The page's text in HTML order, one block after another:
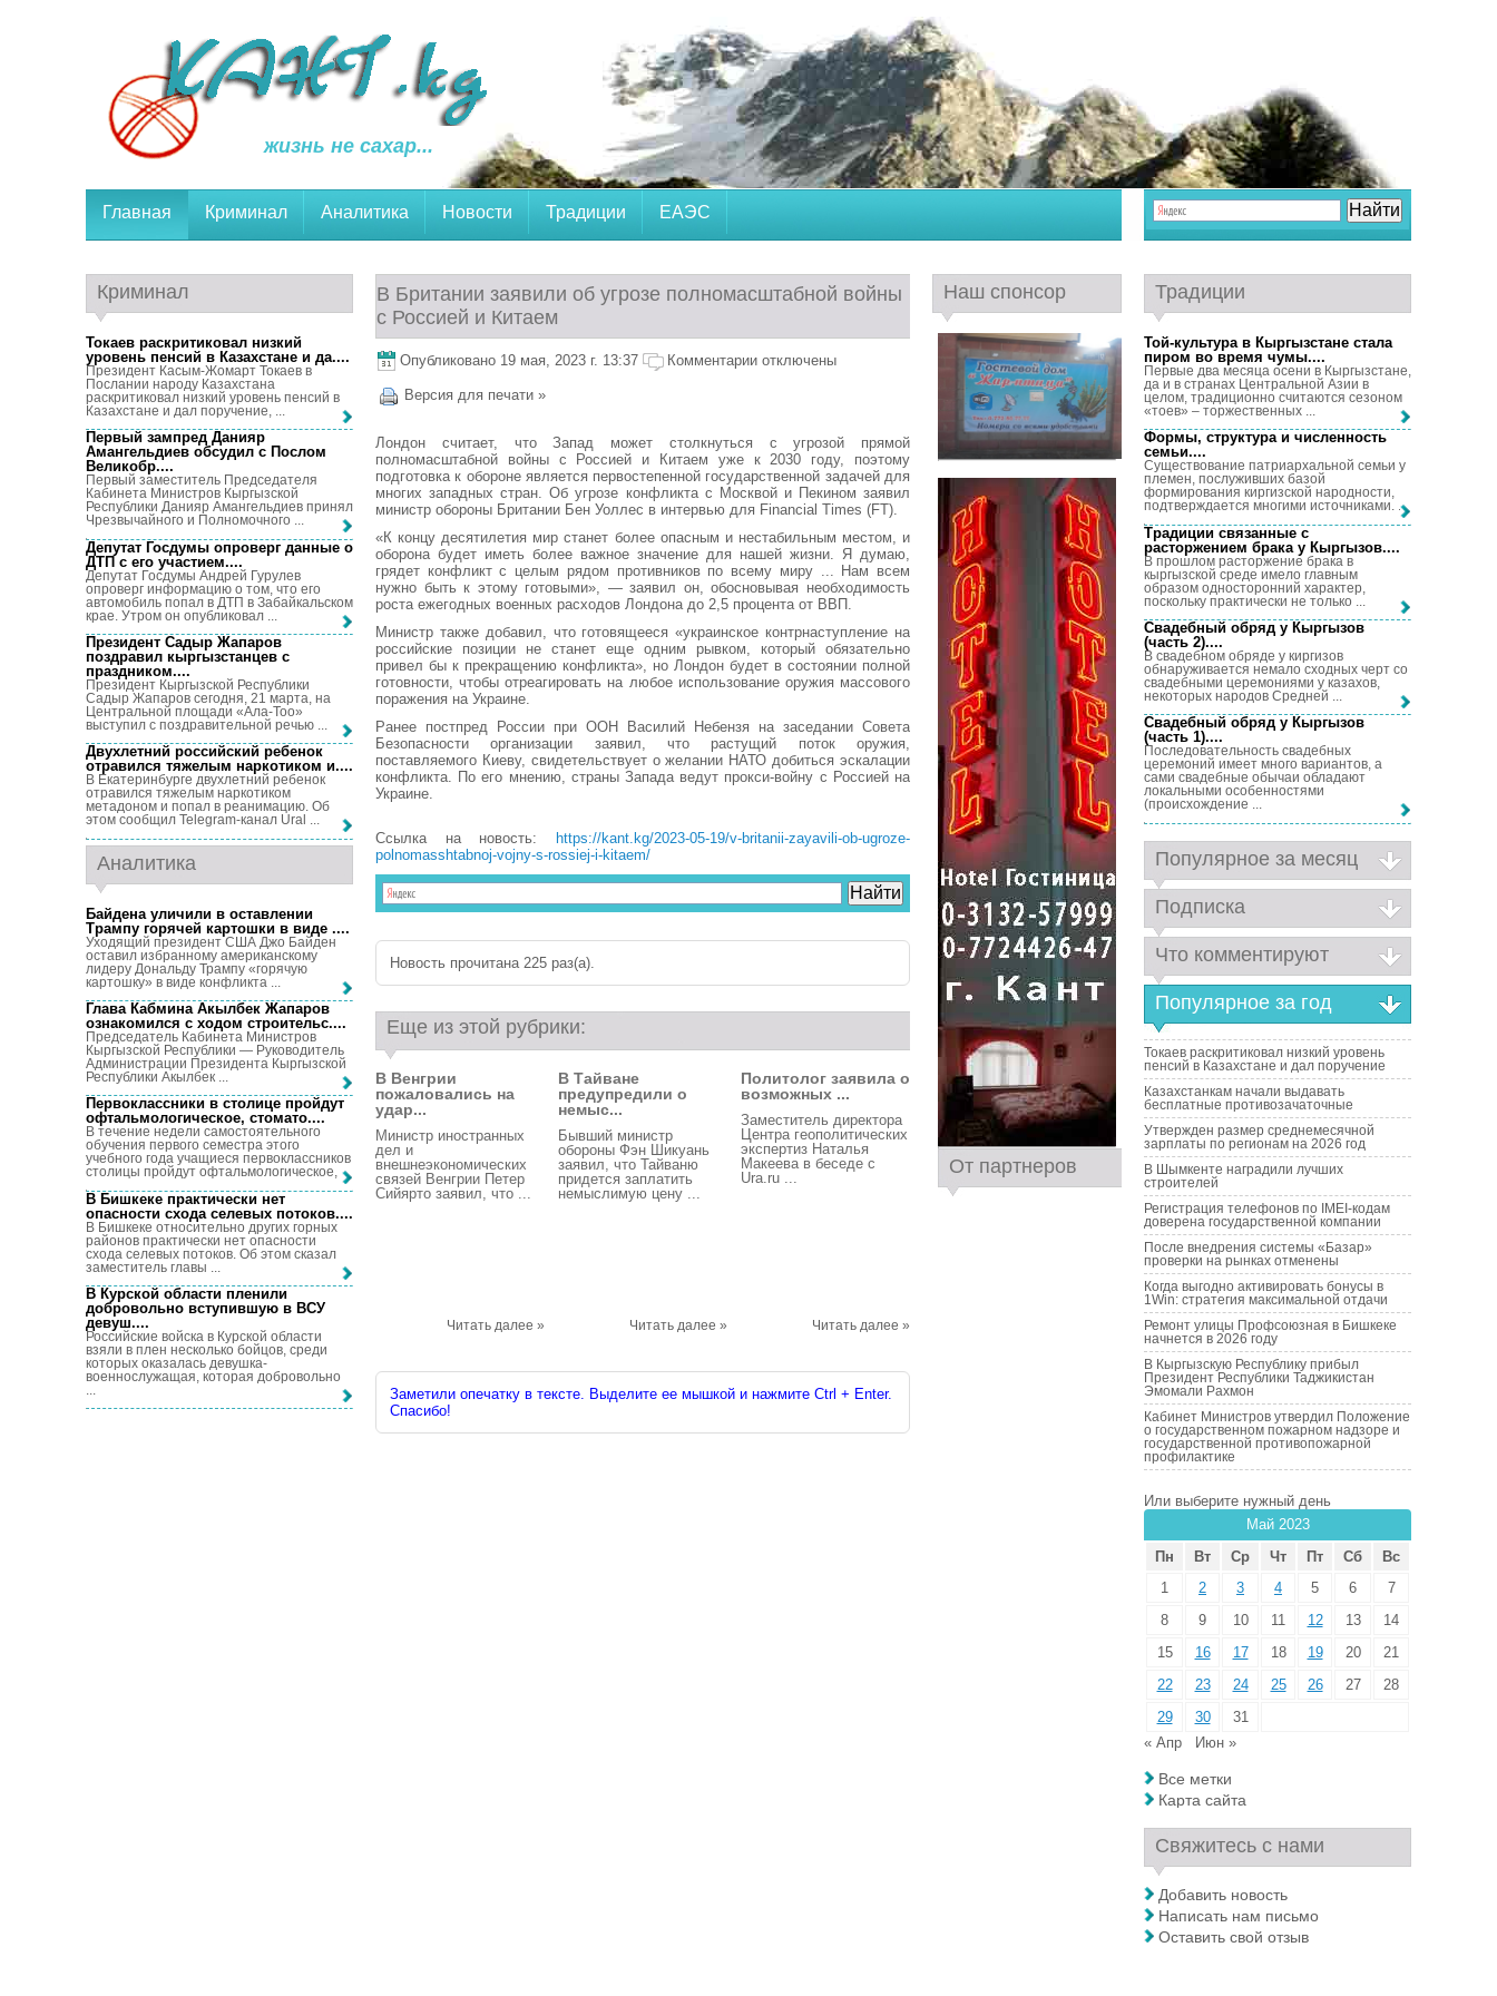
жизнь не сахар...
Главная Криминал Аналитика Новости Традиции ЕАЭС
В Британии заявили об угрозе полномасштабной войны
с Россией и Китаем
Опубликовано 19 мая, 2023 г. 13:37 Комментарии отключены
Версия для печати »
Лондон считает, что Запад может столкнуться с угрозой прямой
полномасштабной войны с Россией и Китаем уже к 2030 году, поэтому
подготовка к обороне является первостепенной государственной задачей для
многих западных стран. Об угрозе конфликта с Москвой и Пекином заявил
министр обороны Британии Бен Уоллес в интервью для Financial Times (FT).
«К концу десятилетия мир станет более опасным и нестабильным местом, и
оборона будет иметь более важное значение для нашей жизни. Я думаю,
грядет конфликт с целым рядом противников по всему миру ... Нам всем
нужно быть к этому готовыми», — заявил он, обосновывая необходимость
роста ежегодных военных расходов Лондона до 2,5 процента от ВВП.
Министр также добавил, что готовящееся «украинское контрнаступление на
российские позиции не станет еще одним рывком, который обязательно
привел бы к прекращению конфликта», но Лондон будет в состоянии полной
готовности, чтобы отреагировать на любое использование оружия массового
поражения на Украине.
Ранее постпред России при ООН Василий Небензя на заседании Совета
Безопасности организации заявил, что растущий поток оружия,
поставляемого Киеву, свидетельствует о желании НАТО добиться эскалации
конфликта. По его мнению, страны Запада ведут прокси-войну с Россией на
Украине.
Ссылка на новость:
https://kant.kg/2023-05-19/v-britanii-zayavili-ob-ugroze-
polnomasshtabnoj-vojny-s-rossiej-i-kitaem/
Новость прочитана 225 раз(a).
Еще из этой рубрики:
В Венгрии
пожаловались на
удар...
Министр иностранных
дел и
внешнеэкономических
связей Венгрии Петер
Сийярто заявил, что ...
Читать далее »
В Тайване
предупредили о
немыс...
Бывший министр
обороны Фэн Шикуань
заявил, что Тайваню
придется заплатить
немыслимую цену ...
Читать далее »
Политолог заявила о
возможных ...
Заместитель директора
Центра геополитических
экспертиз Наталья
Макеева в беседе с
Ura.ru ...
Читать далее »
Заметили опечатку в тексте. Выделите ее мышкой и нажмите Ctrl + Enter.
Спасибо!
Криминал
Токаев раскритиковал низкий
уровень пенсий в Казахстане и да....
Президент Касым-Жомарт Токаев в
Послании народу Казахстана
раскритиковал низкий уровень пенсий в
Казахстане и дал поручение, ...
Первый зампред Данияр
Амангельдиев обсудил с Послом
Великобр....
Первый заместитель Председателя
Кабинета Министров Кыргызской
Республики Данияр Амангельдиев принял
Чрезвычайного и Полномочного ...
Депутат Госдумы опроверг данные о
ДТП с его участием....
Депутат Госдумы Андрей Гурулев
опроверг информацию о том, что его
автомобиль попал в ДТП в Забайкальском
крае. Утром он опубликовал ...
Президент Садыр Жапаров
поздравил кыргызстанцев с
праздником....
Президент Кыргызской Республики
Садыр Жапаров сегодня, 21 марта, на
Центральной площади «Ала-Тоо»
выступил с поздравительной речью ...
Двухлетний российский ребенок
отравился тяжелым наркотиком и....
В Екатеринбурге двухлетний ребенок
отравился тяжелым наркотиком
метадоном и попал в реанимацию. Об
этом сообщил Telegram-канал Ural ...
Аналитика
Байдена уличили в оставлении
Трампу горячей картошки в виде ....
Уходящий президент США Джо Байден
оставил избранному американскому
лидеру Дональду Трампу «горячую
картошку» в виде конфликта ...
Глава Кабмина Акылбек Жапаров
ознакомился с ходом строительс....
Председатель Кабинета Министров
Кыргызской Республики — Руководитель
Администрации Президента Кыргызской
Республики Акылбек ...
Первоклассники в столице пройдут
офтальмологическое, стомато....
В течение недели самостоятельного
обучения первого семестра этого
учебного года учащиеся первоклассников
столицы пройдут офтальмологическое, ...
В Бишкеке практически нет
опасности схода селевых потоков....
В Бишкеке относительно других горных
районов практически нет опасности
схода селевых потоков. Об этом сказал
заместитель главы ...
В Курской области пленили
добровольно вступившую в ВСУ
девуш....
Российские войска в Курской области
взяли в плен несколько бойцов, среди
которых оказалась девушка-
военнослужащая, которая добровольно
...
Наш спонсор
От партнеров
Традиции
Той-культура в Кыргызстане стала
пиром во время чумы....
Первые два месяца осени в Кыргызстане,
да и в странах Центральной Азии в
целом, традиционно считаются сезоном
«тоев» – торжественных ...
Формы, структура и численность
семьи....
Существование патриархальной семьи у
племен, послуживших базой
формирования киргизской народности,
подтверждается многими источниками. ...
Традиции связанные с
расторжением брака у Кыргызов....
В прошлом расторжение брака в
кыргызской среде имело главным
образом односторонний характер,
поскольку практически не только ...
Свадебный обряд у Кыргызов
(часть 2)....
В свадебном обряде у киргизов
обнаруживается немало сходных черт со
свадебными церемониями у казахов,
некоторых народов Средней ...
Свадебный обряд у Кыргызов
(часть 1)....
Последовательность свадебных
церемоний имеет много вариантов, а
сами свадебные обычаи обладают
локальными особенностями
(происхождение ...
Популярное за месяц
Подписка
Что комментируют
Популярное за год
Токаев раскритиковал низкий уровень
пенсий в Казахстане и дал поручение
Казахстанкам начали выдавать
бесплатные противозачаточные
Утвержден размер среднемесячной
зарплаты по регионам на 2026 год
В Шымкенте наградили лучших
строителей
Регистрация телефонов по IMEI-кодам
доверена государственной компании
После внедрения системы «Базар»
проверки на рынках отменены
Когда выгодно активировать бонусы в
1Win: стратегия максимальной отдачи
Ремонт улицы Профсоюзная в Бишкеке
начнется в 2026 году
В Кыргызскую Республику прибыл
Президент Республики Таджикистан
Эмомали Рахмон
Кабинет Министров утвердил Положение
о государственном пожарном надзоре и
государственной противопожарной
профилактике
Или выберите нужный день
Май 2023
Пн
Вт Ср Чт Пт Сб
Вс
1
2 3 4 5 6
7
8
9 10 11 12 13
14
15
16 17 18 19 20
21
22
23 24 25 26 27
28
29
30
31
« Апр
Июн »
Все метки
Карта сайта
Свяжитесь с нами
Добавить новость
Написать нам письмо
Оставить свой отзыв